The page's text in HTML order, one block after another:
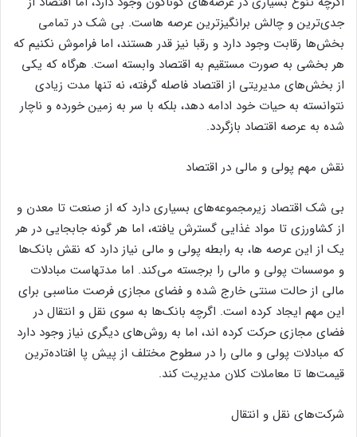
جدی‌ترین و چالش برانگیزترین عرصه هاست. بی شک در تمامی
بخش‌ها رقابت وجود دارد و رقبا نیز قدر هستند، اما فراموش نکنیم که
هر بخشی به صورت مستقیم به اقتصاد وابسته است. هرگاه که یکی
از بخش‌های مدیریتی از اقتصاد فاصله گرفته، نه تنها مدت زیادی
نتوانسته به حیات خود ادامه دهد، بلکه با سر به زمین خورده و ناچار
شده به عرصه اقتصاد بازگردد.
نقش مهم پولی و مالی در اقتصاد
بی شک اقتصاد زیرمجموعه‌های بسیاری دارد که از صنعت تا معدن و
از کشاورزی تا مواد غذایی گسترش یافته، اما هر گونه جابجایی در هر
یک از این عرصه ها، به رابطه پولی و مالی نیاز دارد که نقش بانک‌ها
و موسسات پولی و مالی را برجسته می‌کند. اما مدتهاست مبادلات
مالی از حالت سنتی خارج شده و فضای مجازی فرصت مناسبی برای
این مهم ایجاد کرده است. اگرچه بانک‌ها به سوی نقل و انتقال در
فضای مجازی حرکت کرده اند، اما به روش‌های دیگری نیاز وجود دارد
که مبادلات پولی و مالی را در سطوح مختلف از پیش پا افتاده‌ترین
قیمت‌ها تا معاملات کلان مدیریت کند.
شرکت‌های نقل و انتقال